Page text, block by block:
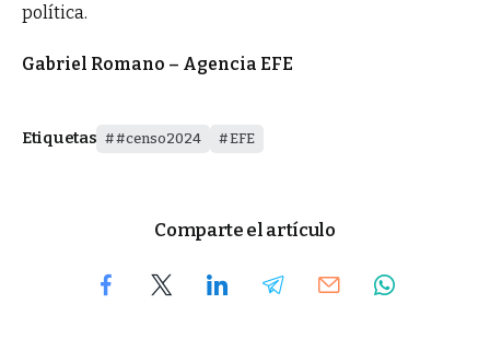
política.
Gabriel Romano – Agencia EFE
Etiquetas #censo2024 EFE
Comparte el artículo